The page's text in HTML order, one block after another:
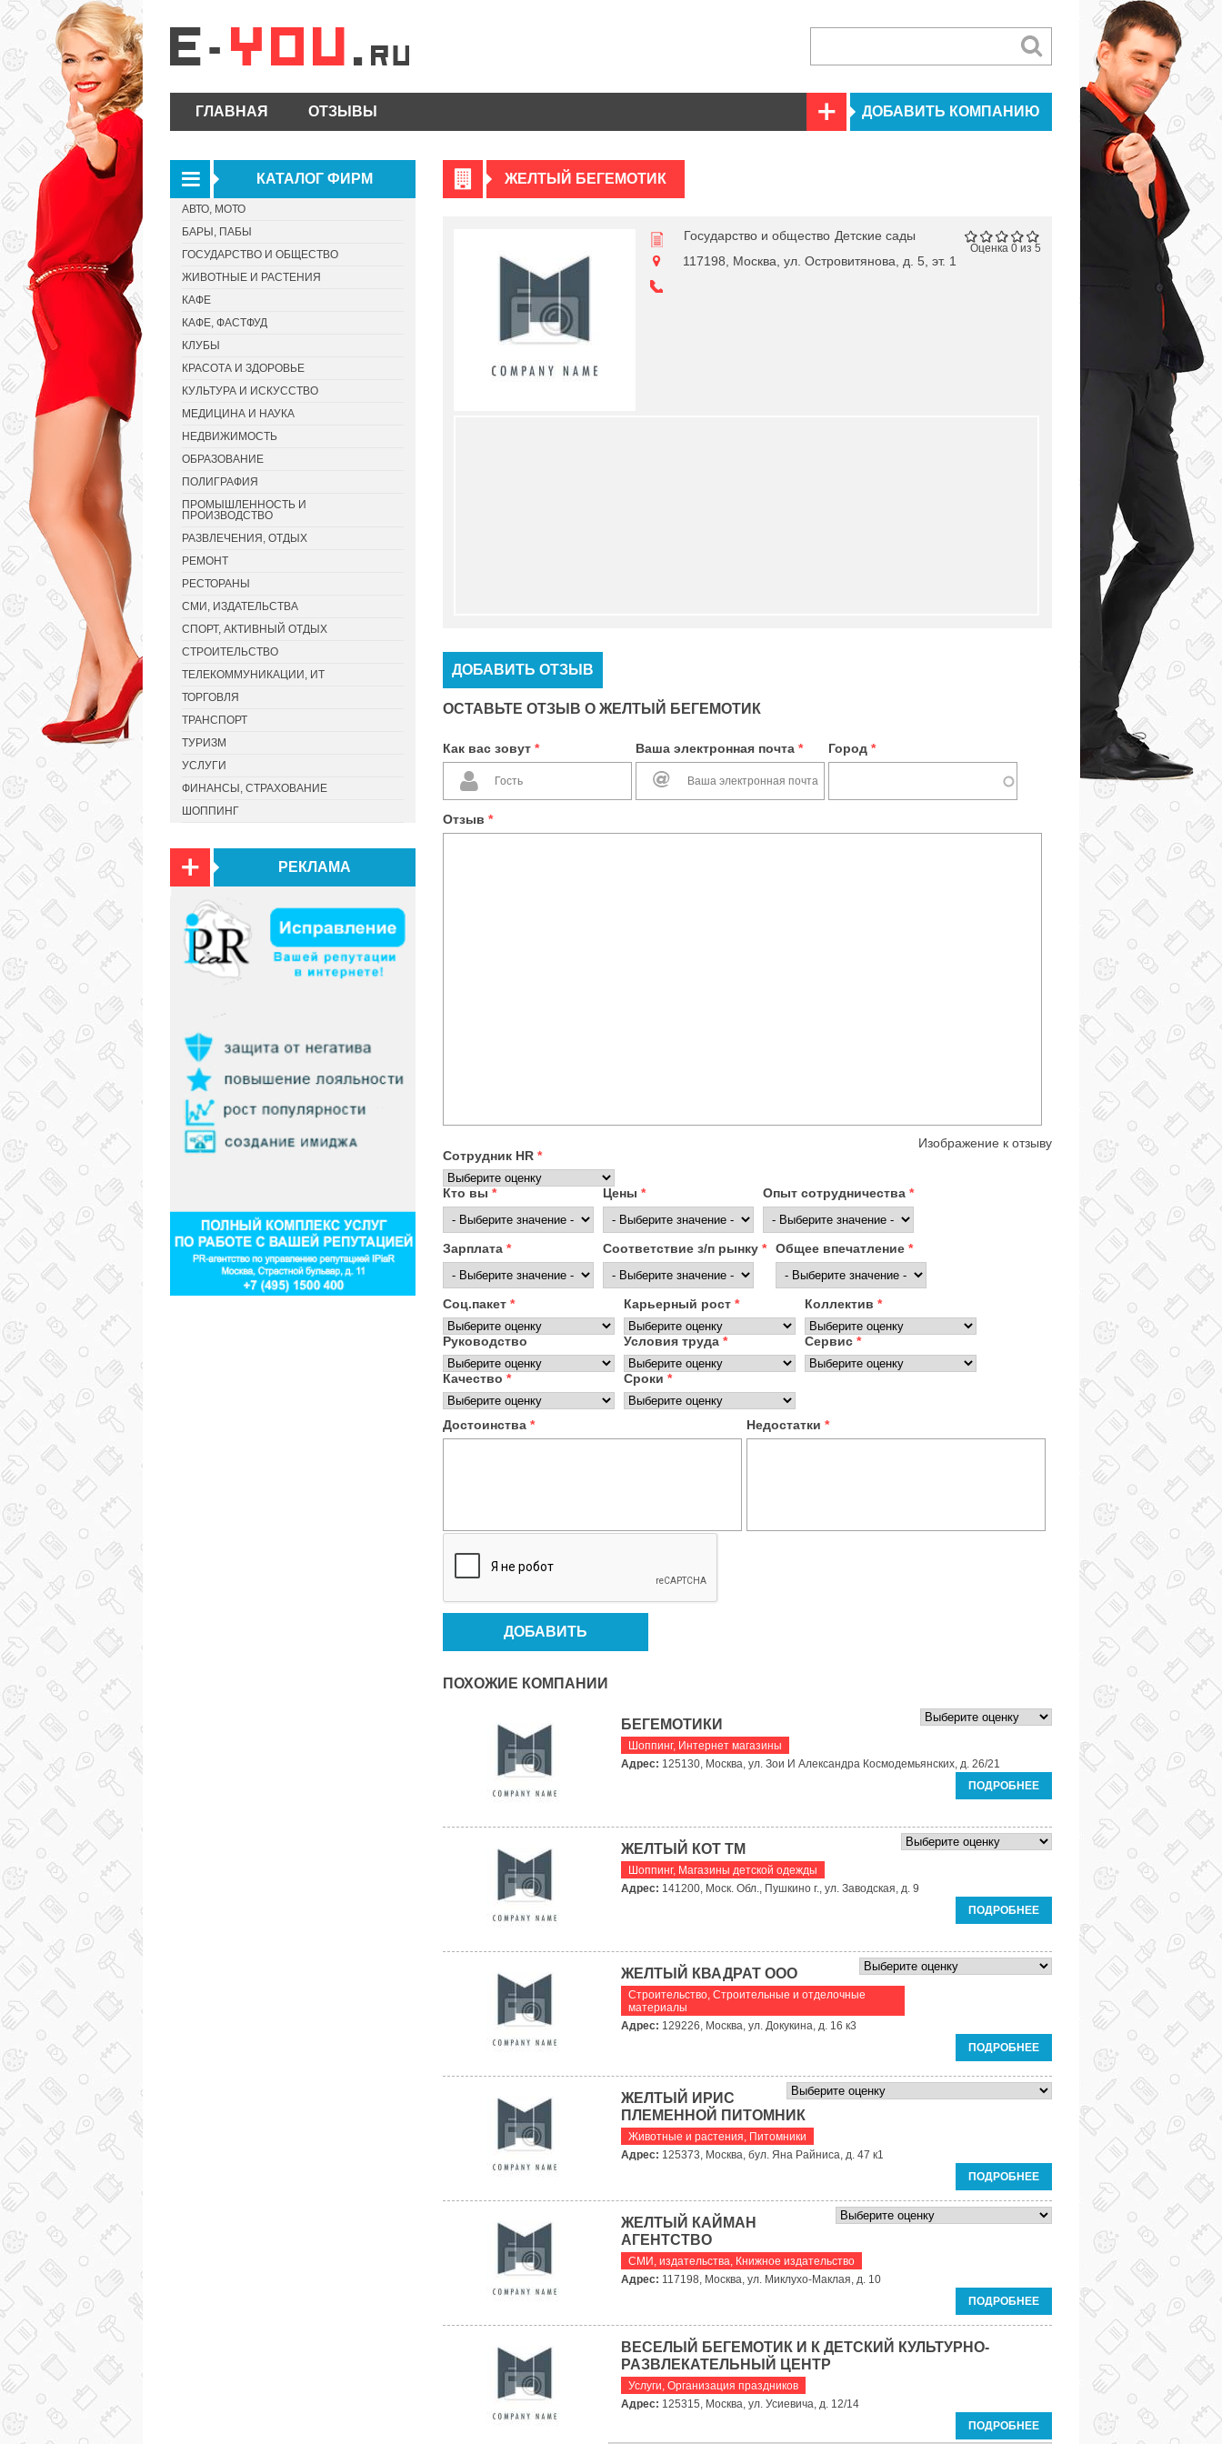
ГЛАВНАЯ ОТЗЫВЫ ДОБАВИТЬ КОМПАНИЮ
ЖЕЛТЫЙ БЕГЕМОТИК
Оценка 0 из 5
Государство и общество Детские сады
117198, Москва, ул. Островитянова, д. 5, эт. 1
ДОБАВИТЬ ОТЗЫВ
ОСТАВЬТЕ ОТЗЫВ О ЖЕЛТЫЙ БЕГЕМОТИК
Как вас зовут * Ваша электронная почта * Город *
Отзыв *
Изображение к отзыву
Сотрудник HR *
Кто вы * Цены * Опыт сотрудничества *
Зарплата * Соответствие з/п рынку * Общее впечатление *
Соц.пакет * Карьерный рост * Коллектив *
Руководство Условия труда * Сервис *
Качество * Сроки *
Достоинства * Недостатки *
ПОХОЖИЕ КОМПАНИИ
БЕГЕМОТИКИ
Шоппинг, Интернет магазины
Адрес: 125130, Москва, ул. Зои И Александра Космодемьянских, д. 26/21
ПОДРОБНЕЕ
ЖЕЛТЫЙ КОТ ТМ
Шоппинг, Магазины детской одежды
Адрес: 141200, Моск. Обл., Пушкино г., ул. Заводская, д. 9
ПОДРОБНЕЕ
ЖЕЛТЫЙ КВАДРАТ ООО
Строительство, Строительные и отделочные
материалы
Адрес: 129226, Москва, ул. Докукина, д. 16 к3
ПОДРОБНЕЕ
ЖЕЛТЫЙ ИРИС
ПЛЕМЕННОЙ ПИТОМНИК
Животные и растения, Питомники
Адрес: 125373, Москва, бул. Яна Райниса, д. 47 к1
ПОДРОБНЕЕ
ЖЕЛТЫЙ КАЙМАН
АГЕНТСТВО
СМИ, издательства, Книжное издательство
Адрес: 117198, Москва, ул. Миклухо-Маклая, д. 10
ПОДРОБНЕЕ
ВЕСЕЛЫЙ БЕГЕМОТИК И К ДЕТСКИЙ КУЛЬТУРНО-
РАЗВЛЕКАТЕЛЬНЫЙ ЦЕНТР
Услуги, Организация праздников
Адрес: 125315, Москва, ул. Усиевича, д. 12/14
ПОДРОБНЕЕ
КАТАЛОГ ФИРМ
АВТО, МОТО
БАРЫ, ПАБЫ
ГОСУДАРСТВО И ОБЩЕСТВО
ЖИВОТНЫЕ И РАСТЕНИЯ
КАФЕ
КАФЕ, ФАСТФУД
КЛУБЫ
КРАСОТА И ЗДОРОВЬЕ
КУЛЬТУРА И ИСКУССТВО
МЕДИЦИНА И НАУКА
НЕДВИЖИМОСТЬ
ОБРАЗОВАНИЕ
ПОЛИГРАФИЯ
ПРОМЫШЛЕННОСТЬ И
ПРОИЗВОДСТВО
РАЗВЛЕЧЕНИЯ, ОТДЫХ
РЕМОНТ
РЕСТОРАНЫ
СМИ, ИЗДАТЕЛЬСТВА
СПОРТ, АКТИВНЫЙ ОТДЫХ
СТРОИТЕЛЬСТВО
ТЕЛЕКОММУНИКАЦИИ, ИТ
ТОРГОВЛЯ
ТРАНСПОРТ
ТУРИЗМ
УСЛУГИ
ФИНАНСЫ, СТРАХОВАНИЕ
ШОППИНГ
РЕКЛАМА